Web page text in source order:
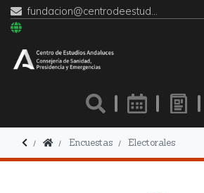
fundacion@centrodeestudiosandaluces.es
Encuestas Electorales